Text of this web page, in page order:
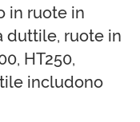
in ruote in
duttile, ruote in
HT250,
includono